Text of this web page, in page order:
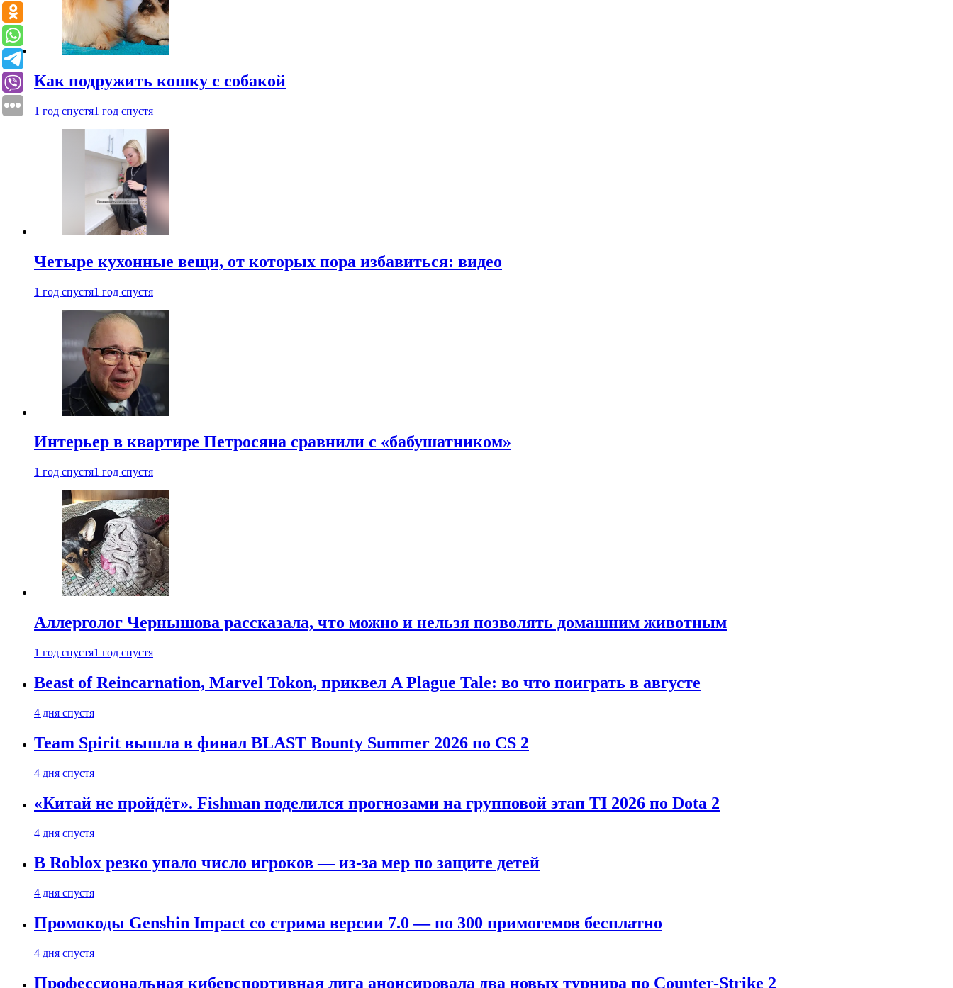
Как подружить кошку с собакой
1 год спустя1 год спустя
Четыре кухонные вещи, от которых пора избавиться: видео
1 год спустя1 год спустя
Интерьер в квартире Петросяна сравнили с «бабушатником»
1 год спустя1 год спустя
Аллерголог Чернышова рассказала, что можно и нельзя позволять домашним животным
1 год спустя1 год спустя
Beast of Reincarnation, Marvel Tokon, приквел A Plague Tale: во что поиграть в августе
4 дня спустя
Team Spirit вышла в финал BLAST Bounty Summer 2026 по CS 2
4 дня спустя
«Китай не пройдёт». Fishman поделился прогнозами на групповой этап TI 2026 по Dota 2
4 дня спустя
В Roblox резко упало число игроков — из-за мер по защите детей
4 дня спустя
Промокоды Genshin Impact со стрима версии 7.0 — по 300 примогемов бесплатно
4 дня спустя
Профессиональная киберспортивная лига анонсировала два новых турнира по Counter-Strike 2